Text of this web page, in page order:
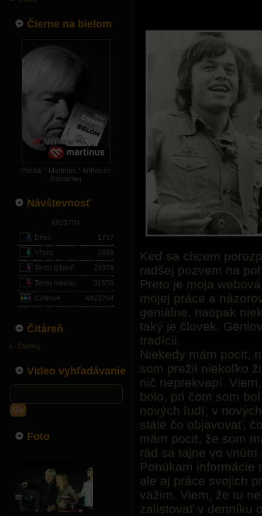
Čierne na bielom
Predaj * Martinus * ArtForum
Pantarhei
Návštevnosť
4923704
Dnes
1717
Včera
2669
Tento týždeň
23378
Tento mesiac
31556
Celkove
4923704
Čitáreň
Články
Video vyhľadávanie
Go
Foto
Keď sa chcem
radšej pozvem na
Preto je moja
mojej práce a
geniálne, naopak
taký je človek.
tradícii.
Niekedy mám pocit,
som prežil niekoľko
nič neprekvapí.
bolo, pri čom som
nových ľudí, v
stále čo objavovať,
mám pocit, že som
rád sa tajne vo
Ponúkam informácie
ale aj práce svojich
vážim. Viem, že tu
zalistovať v denníku